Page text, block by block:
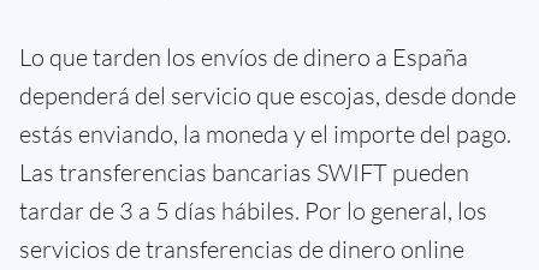
Lo que tarden los envíos de dinero a España
dependerá del servicio que escojas, desde donde
estás enviando, la moneda y el importe del pago.
Las transferencias bancarias SWIFT pueden
tardar de 3 a 5 días hábiles. Por lo general, los
servicios de transferencias de dinero online